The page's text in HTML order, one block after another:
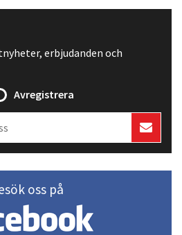
erbjudanden och
Avregistrera
oss på